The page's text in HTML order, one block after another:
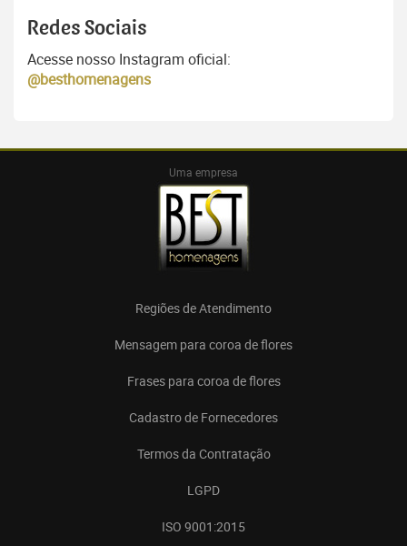
Redes Sociais
Acesse nosso Instagram oficial:
@besthomenagens
Uma empresa
Regiões de Atendimento
Mensagem para coroa de flores
Frases para coroa de flores
Cadastro de Fornecedores
Termos da Contratação
LGPD
ISO 9001:2015